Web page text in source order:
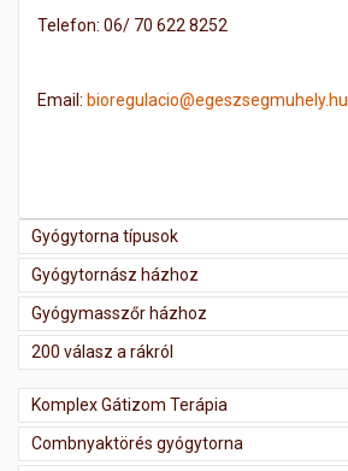
Telefon: 06/ 70 622 8252
Email: bioregulacio@egeszsegmuhely.hu
Gyógytorna típusok
Gyógytornász házhoz
Gyógymasszőr házhoz
200 válasz a rákról
Komplex Gátizom Terápia
Combnyaktörés gyógytorna